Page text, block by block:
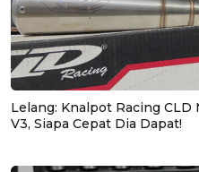
Lelang: Knalpot Racing CLD
V3, Siapa Cepat Dia Dapat!